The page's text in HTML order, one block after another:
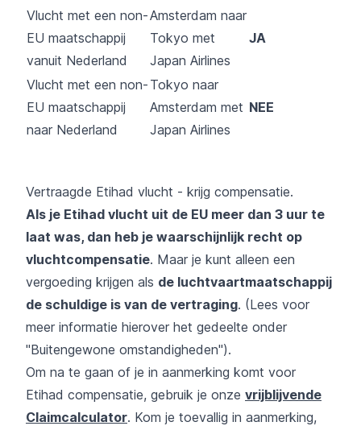
Vlucht met een non-
EU maatschappij
vanuit Nederland
Amsterdam naar
Tokyo met
Japan Airlines
JA
Vlucht met een non-
EU maatschappij
naar Nederland
Tokyo naar
Amsterdam met
Japan Airlines
NEE
Vertraagde Etihad vlucht - krijg compensatie.
Als je Etihad vlucht uit de EU meer dan 3 uur te
laat was, dan heb je waarschijnlijk recht op
vluchtcompensatie. Maar je kunt alleen een
vergoeding krijgen als de luchtvaartmaatschappij
de schuldige is van de vertraging. (Lees voor
meer informatie hierover het gedeelte onder
"Buitengewone omstandigheden").
Om na te gaan of je in aanmerking komt voor
Etihad compensatie, gebruik je onze vrijblijvende
Claimcalculator. Kom je toevallig in aanmerking,